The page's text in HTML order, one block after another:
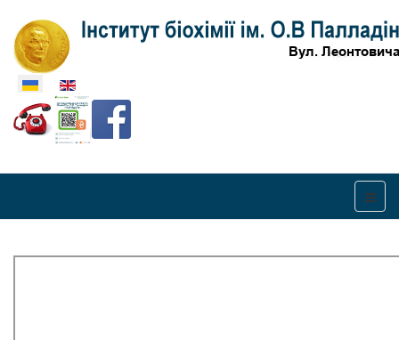
Оберіть свою мову